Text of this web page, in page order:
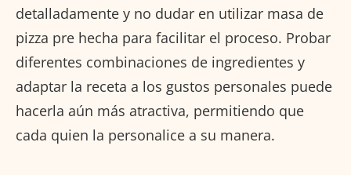
detalladamente y no dudar en utilizar masa de
pizza pre hecha para facilitar el proceso. Probar
diferentes combinaciones de ingredientes y
adaptar la receta a los gustos personales puede
hacerla aún más atractiva, permitiendo que
cada quien la personalice a su manera.